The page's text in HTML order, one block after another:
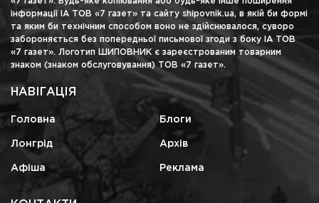
інформації ІА ТОВ «7 газет» та сайту shipovnik.ua, в якій би формі
та яким би технічним способом воно не здійснювалося, суворо
забороняється без попередньої письмової згоди з боку ІА ТОВ
«7 газет». Логотип ШИПОВНИК є зареєстрованим товарним
знаком (знаком обслуговування) ТОВ «7 газет».
НАВІГАЦІЯ
Головна Блоги
Лонгрід Архів
Афіша Реклама